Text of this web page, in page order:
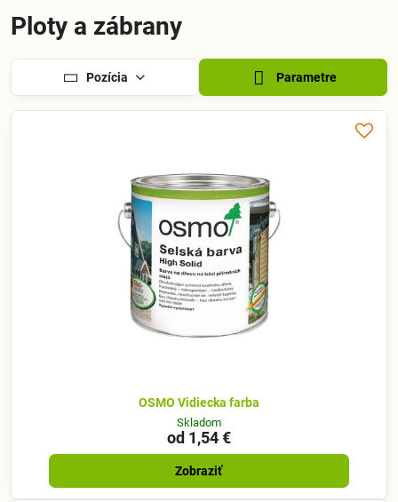
Ploty a zábrany
Pozícia Parametre
OSMO Vidiecka farba
Skladom
od 1,54 €
Zobraziť